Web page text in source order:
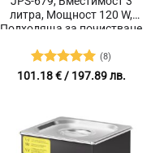
литра, Мощност 120 W,
Подходяща за почистване
метали
Оценено с
(8)
101.18€/ 197.89 лв.